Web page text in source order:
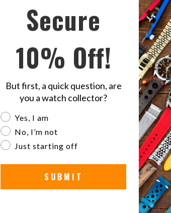
0 reviews
Secure
10% Off!
But first, a quick question, are
you a watch collector?
Are you a watch collector?
Yes, I am
No, I’m not
Just starting off
SUBMIT